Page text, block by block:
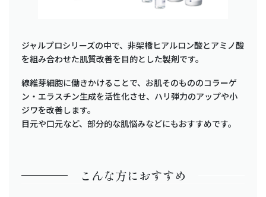
ジャルプロシリーズの中で、非架橋ヒアルロン酸とアミノ酸
を組み合わせた肌質改善を目的とした製剤です。
線維芽細胞に働きかけることで、お肌そのもののコラーゲ
ン・エラスチン生成を活性化させ、ハリ弾力のアップや小
ジワを改善します。
目元や口元など、部分的な肌悩みなどにもおすすめです。
こんな方におすすめ